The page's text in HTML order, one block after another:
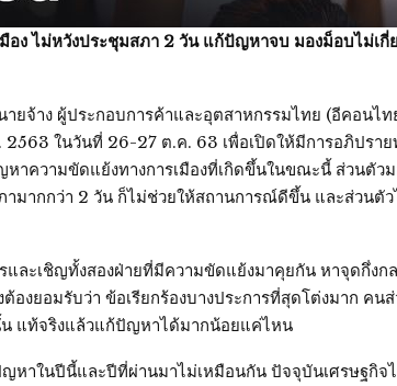
อง ไม่หวังประชุมสภา 2 วัน แก้ปัญหาจบ มองม็อบไม่เกี่
ยจ้าง ผู้ประกอบการค้าและอุตสาหกรรมไทย (อีคอนไ
ในวันที่ 26-27 ต.ค. 63 เพื่อเปิดให้มีการอภิปรา
ความขัดแย้งทางการเมืองที่เกิดขึ้นในขณะนี้ ส่วนตัวม
มากกว่า 2 วัน ก็ไม่ช่วยให้สถานการณ์ดีขึ้น และส่วนตั
ละเชิญทั้งสองฝ่ายที่มีความขัดแย้งมาคุยกัน หาจุดกึ่งก
ต้องยอมรับว่า ข้อเรียกร้องบางประการที่สุดโต่งมาก ค
น แท้จริงแล้วแก้ปัญหาได้มากน้อยแค่ไหน
หาในปีนี้และปีที่ผ่านมาไม่เหมือนกัน ปัจจุบันเศรษฐกิ